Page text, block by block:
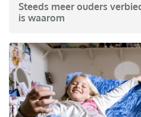
Steeds meer ouders
is waarom